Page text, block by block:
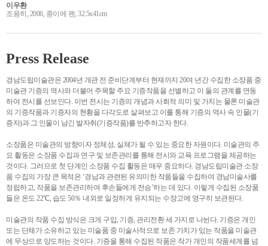
이우환
조용히, 2006, 종이에 펜, 32.5x41cm
Press Release
경남도립미술관은 2004년 개관 전 준비단계부터 현재까지 20여 년간 수집한 소장품 중
미술관 기증의 역사와 더불어 주목할 주요 기증작품을 선별하고 이 둘의 관계를 연동
하여 전시를 선보인다. 이번 전시는 기증의 개념과 사회적 의미 및 가치는 물론 미술관
의 기증작품과 기증자의 현황을 다각도로 살펴보고 이를 통해 기증의 역사 속 인물(기
증자)과 그 인물이 남긴 발자취(기증작품)를 반추하고자 한다.
소장품은 미술관의 방향이자 정체성, 실체가 될 수 있는 중요한 자원이다. 미술관의 주
요 활동은 소장품 수집과 연구 및 보존관리를 통해 전시와 교육 프로그램을 제공하는
것이다. 그러므로 첫 단계인 소장품 수집 활동은 매우 중요하다. 경남도립미술관 소장
품 수집의 가장 큰 목적은 ‘경남과 관련된 유의미한 작품들을 수집하여 경남미술사를
정립하고, 작품을 보존관리하여 후손들에게 전승’하는 데 있다. 이렇게 수집된 소장품
들은 온도 22℃, 습도 50％ 내외로 일정하게 유지되는 수장고에 영구히 보관된다.
미술관의 작품 수집 방식은 크게 구입, 기증, 관리전환 세 가지로 나뉜다. 기증은 개인
또는 단체가 소유하고 있는 미술품 중 미술사적으로 보존 가치가 있는 작품을 미술관
에 무상으로 양도하는 것이다. 기증을 통해 수집된 작품은 작가 개인의 작품세계를 넘